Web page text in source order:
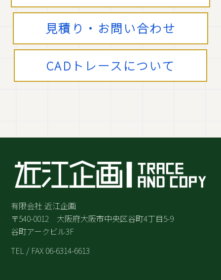
見積り・お問い合わせ
CADトレースについて
有限会社 近江企画
〒540-0012 大阪府大阪市中央区谷町4丁目5-9
谷町アークビル3F
TEL / FAX 06-6314-6613